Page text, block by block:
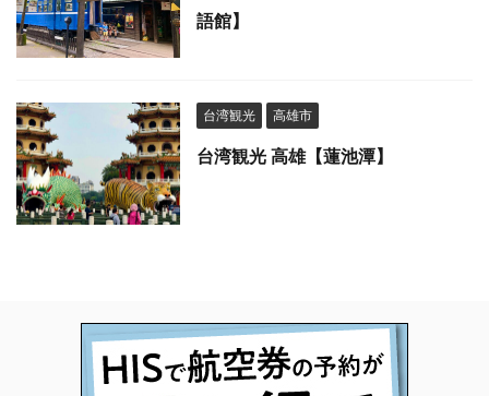
語館】
台湾観光 高雄市
台湾観光 高雄【蓮池潭】